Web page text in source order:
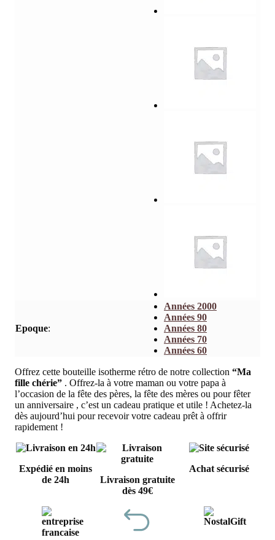
Offrez cette bouteille isotherme rétro de notre collection “Ma
fille chérie” . Offrez-la à votre maman ou votre papa à
l’occasion de la fête des pères, la fête des mères ou pour fêter
un anniversaire , c’est un cadeau pratique et utile ! Achetez-la
dès aujourd’hui pour recevoir votre cadeau prêt à offrir
rapidement !
Epoque:
Années 2000
Années 90
Années 80
Années 70
Années 60
Expédié en moins
de 24h
Livraison gratuite
dès 49€
Achat sécurisé